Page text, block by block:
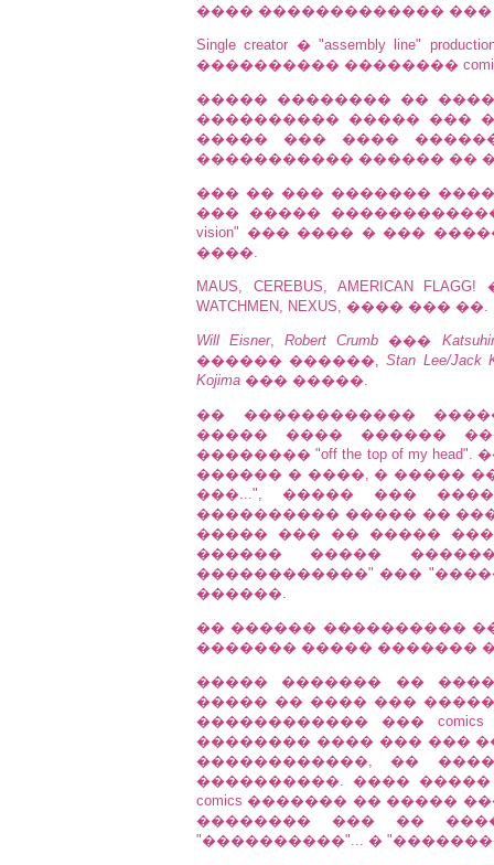
���� �������������
Single creator � "assembly line"
���������� ��������
����� �������� ��
���������� ����� ���
����� ��� ����
����������� ������ ��
��� �� ��� �������
��� ����� �������������
vision" ��� ���� � ��� ������,
����.
MAUS, CEREBUS,
WATCHMEN, NEXUS, ���� ��� ��.
Will Eisner,Robert Crumb ���
������ ������,Stan Lee/Jack
Kojima ��� �����.
�� ������������
����� ���� ������
�������� "off the top of my
������ � ����, � �����
���...", ����� ���
���������� ����� ��
����� ��� �� �����
������ �����
������������" ���
������.
�� ������ ����������
������� ����� �������
����� ������� ��
����� �� ���� ���
������������ ���
�������� ���� ��� ���
������������, ��
����������. ����
comics ������� �� �����
�������� ��� ��
"����������"... �